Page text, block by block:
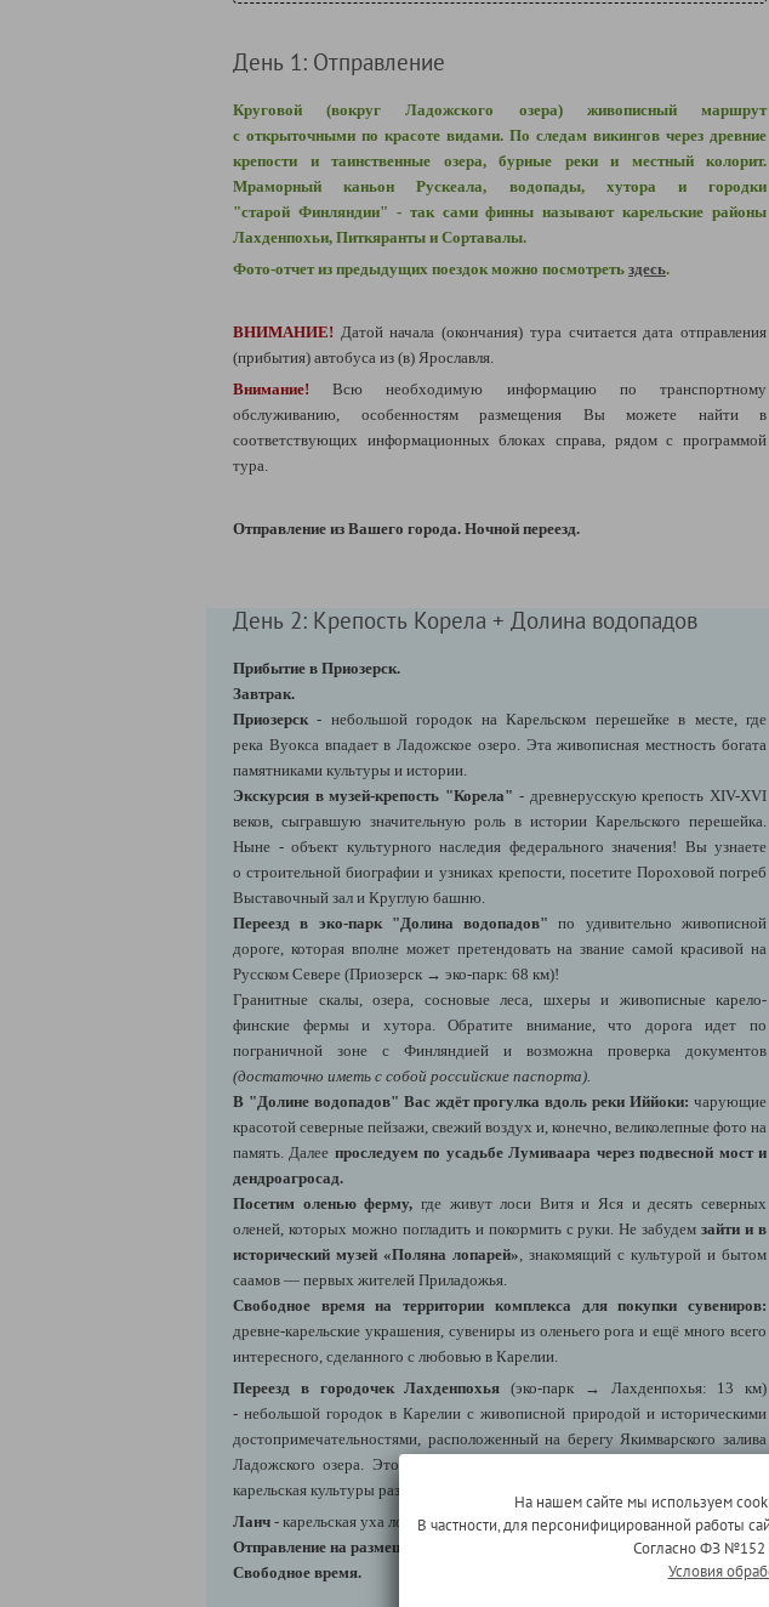
День 1: Отправление
Круговой (вокруг Ладожского озера) живописный маршрут
с открыточными по красоте видами. По следам викингов через древние
крепости и таинственные озера, бурные реки и местный колорит.
Мраморный каньон Рускеала, водопады, хутора и городки
"старой Финляндии" - так сами финны называют карельские районы
Лахденпохьи, Питкяранты и Сортавалы.
Фото-отчет из предыдущих поездок можно посмотреть здесь.
ВНИМАНИЕ! Датой начала (окончания) тура считается дата отправления
(прибытия) автобуса из (в) Ярославля.
Внимание!
Всю необходимую информацию по транспортному
обслуживанию, особенностям размещения Вы можете найти в
соответствующих информационных блоках справа, рядом с программой
тура.
Отправление из Вашего города. Ночной переезд.
День 2: Крепость Корела + Долина водопадов
Прибытие в Приозерск.
Завтрак.
Приозерск- небольшой городок на Карельском перешейке в месте, где
река Вуокса впадает в Ладожское озеро. Эта живописная местность богата
памятниками культуры и истории.
Экскурсия в музей-крепость "Корела" - древнерусскую крепость XIV-XVI
веков, сыгравшую значительную роль в истории Карельского перешейка.
Ныне - объект культурного наследия федерального значения! Вы узнаете
о строительной биографии и узниках крепости, посетите Пороховой погреб
Выставочный зал и Круглую башню.
Переезд в эко-парк "Долина водопадов"по удивительно живописной
дороге, которая вполне может претендовать на звание самой красивой на
Русском Севере (Приозерск → эко-парк: 68 км)!
Гранитные скалы, озера, сосновые леса, шхеры и живописные карело-
финские фермы и хутора. Обратите внимание, что дорога идет по
пограничной зоне с Финляндией и возможна проверка документов
(достаточно иметь с собой российские паспорта).
В "Долине водопадов" Вас ждёт прогулка вдоль реки Иййоки: чарующие
красотой северные пейзажи, свежий воздух и, конечно, великолепные фото на
память. Далее проследуем по усадьбе Лумиваара через подвесной мост и
дендроагросад.
Посетим оленью ферму, где живут лоси Витя и Яся и десять северных
оленей, которых можно погладить и покормить с руки. Не забудемзайти и в
исторический музей «Поляна лопарей» , знакомящий с культурой и бытом
саамов — первых жителей Приладожья.
Свободное время на территории комплекса для покупки сувениров:
древне-карельские украшения, сувениры из оленьего рога и ещё много всего
интересного, сделанного с любовью в Карелии.
Переезд в городочек Лахденпохья (эко-парк → Лахденпохья: 13 км)
-небольшой городок в Карелии с живописной природой и историческими
достопримечательностями, расположенный на берегу Якимварского залива
Ладожского озера. Это уютное место с богатой историей, где финская и
карельская культуры разных эпох переплетаются с русской.
Ланч - карельская уха лохиккейто, карельские калитки и чай.
Отправление на размещение в гостинице.
Свободное время.
На нашем сайте мы используем
В частности, для персонифицированной работы
Согласно ФЗ №152
Условия